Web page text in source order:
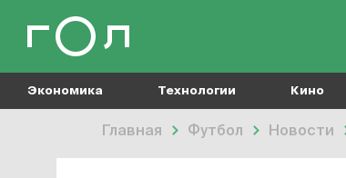
Экономика Технологии Кино
Главная Футбол Новости